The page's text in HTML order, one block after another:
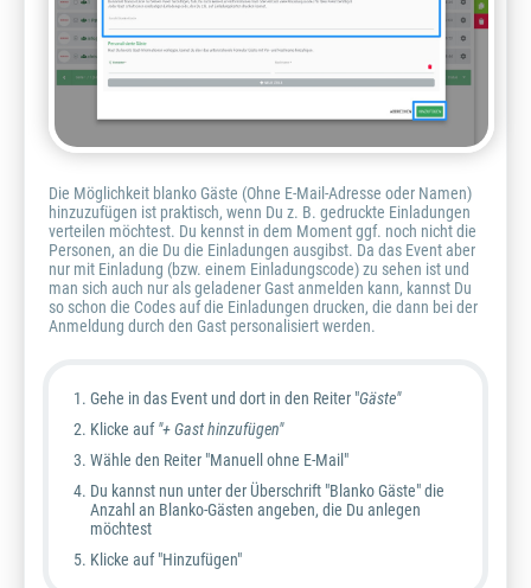
Die Möglichkeit blanko Gäste (Ohne E-Mail-Adresse oder Namen)
hinzuzufügen ist praktisch, wenn Du z. B. gedruckte Einladungen
verteilen möchtest. Du kennst in dem Moment ggf. noch nicht die
Personen, an die Du die Einladungen ausgibst. Da das Event aber
nur mit Einladung (bzw. einem Einladungscode) zu sehen ist und
man sich auch nur als geladener Gast anmelden kann, kannst Du
so schon die Codes auf die Einladungen drucken, die dann bei der
Anmeldung durch den Gast personalisiert werden.
Gehe in das Event und dort in den Reiter "Gäste"
Klicke auf"+ Gast hinzufügen"
Wähle den Reiter "Manuell ohne E-Mail"
Du kannst nun unter der Überschrift "Blanko Gäste" die
Anzahl an Blanko-Gästen angeben, die Du anlegen
möchtest
Klicke auf "Hinzufügen"